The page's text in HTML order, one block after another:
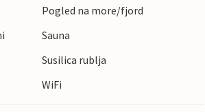
Pogled na more/fjord
Sauna
Susilica rublja
WiFi